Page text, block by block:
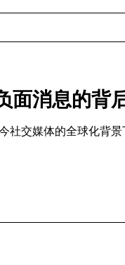
面消息的背
社交媒体的全球化背